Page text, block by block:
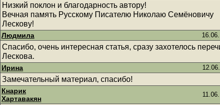
Низкий поклон и благодарность автору!
Вечная память Русскому Писателю Николаю Семёновичу
Лескову!
Людмила
Спасибо, очень интересная статья, сразу захотелось
Лескова.
Ирина
Замечательный материал, спасибо!
Кнарик
Хартавакян